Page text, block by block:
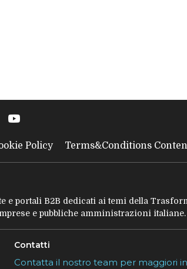
Policy Terms&Conditions
e portali B2B dedicati ai temi della
e pubbliche amministrazioni italiane.
Contatti
Contatta il nostro team per maggiori